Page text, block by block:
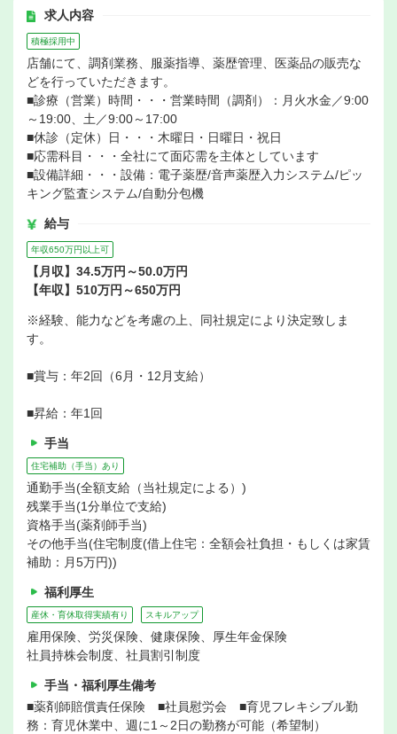
求人内容
積極採用中
店舗にて、調剤業務、服薬指導、薬歴管理、医薬品の販売な
どを行っていただきます。
■診療（営業）時間・・・営業時間（調剤）：月火水金／9:00
～19:00、土／9:00～17:00
■休診（定休）日・・・木曜日・日曜日・祝日
■応需科目・・・全社にて面応需を主体としています
■設備詳細・・・設備：電子薬歴/音声薬歴入力システム/ピッ
キング監査システム/自動分包機
給与
年収650万円以上可
【月収】34.5万円～50.0万円
【年収】510万円～650万円
※経験、能力などを考慮の上、同社規定により決定致しま
す。
■賞与：年2回（6月・12月支給）
■昇給：年1回
手当
住宅補助（手当）あり
通勤手当(全額支給（当社規定による）)
残業手当(1分単位で支給)
資格手当(薬剤師手当)
その他手当(住宅制度(借上住宅：全額会社負担・もしくは家賃
補助：月5万円))
福利厚生
産休・育休取得実績有り スキルアップ
雇用保険、労災保険、健康保険、厚生年金保険
社員持株会制度、社員割引制度
手当・福利厚生備考
■薬剤師賠償責任保険 ■社員慰労会 ■育児フレキシブル勤
務：育児休業中、週に1～2日の勤務が可能（希望制）